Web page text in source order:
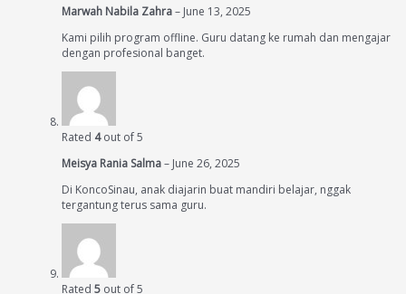
Marwah Nabila Zahra– June 13, 2025
Kami pilih program offline. Guru datang ke rumah dan mengajar
dengan profesional banget.
Rated 4out of 5
Meisya Rania Salma– June 26, 2025
Di KoncoSinau, anak diajarin buat mandiri belajar, nggak
tergantung terus sama guru.
Rated 5 out of 5